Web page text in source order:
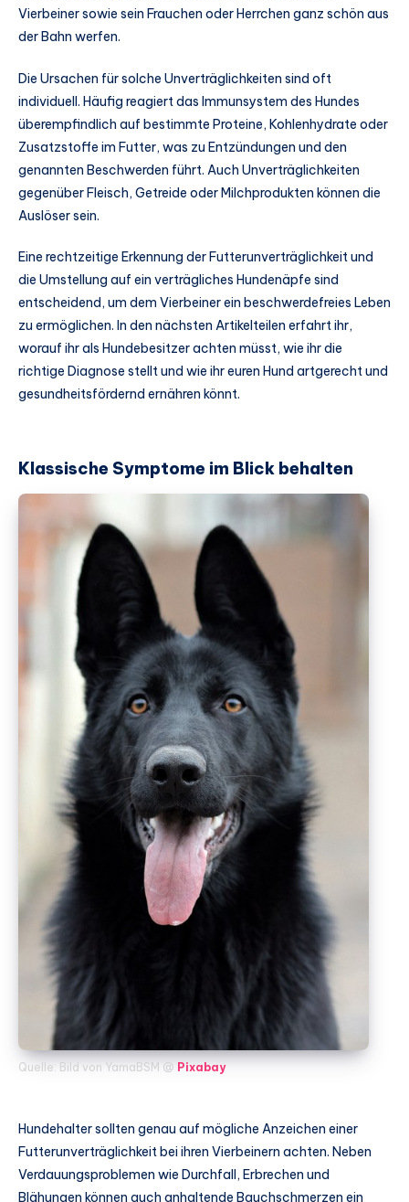
Vierbeiner sowie sein Frauchen oder Herrchen ganz schön aus
der Bahn werfen.
Die Ursachen für solche Unverträglichkeiten sind oft
individuell. Häufig reagiert das Immunsystem des Hundes
überempfindlich auf bestimmte Proteine, Kohlenhydrate oder
Zusatzstoffe im Futter, was zu Entzündungen und den
genannten Beschwerden führt. Auch Unverträglichkeiten
gegenüber Fleisch, Getreide oder Milchprodukten können die
Auslöser sein.
Eine rechtzeitige Erkennung der Futterunverträglichkeit und
die Umstellung auf ein verträgliches Hundenäpfe sind
entscheidend, um dem Vierbeiner ein beschwerdefreies Leben
zu ermöglichen. In den nächsten Artikelteilen erfahrt ihr,
worauf ihr als Hundebesitzer achten müsst, wie ihr die
richtige Diagnose stellt und wie ihr euren Hund artgerecht und
gesundheitsfördernd ernähren könnt.
Klassische Symptome im Blick behalten
Quelle: Bild von YamaBSM @ Pixabay
Hundehalter sollten genau auf mögliche Anzeichen einer
Futterunverträglichkeit bei ihren Vierbeinern achten. Neben
Verdauungsproblemen wie Durchfall, Erbrechen und
Blähungen können auch anhaltende Bauchschmerzen ein